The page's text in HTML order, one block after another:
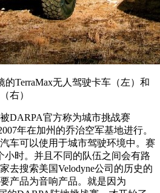
TerraMax无人驾驶卡车（左）和
右）
官方称为城市挑战赛
年在加州的乔治空军基地进行。
车可以使用于城市驾驶环境中。赛
小时。并且不同的队伍之间会有路
去搜索美国Velodyne公司的历史的
产品为音响产品。就是因为